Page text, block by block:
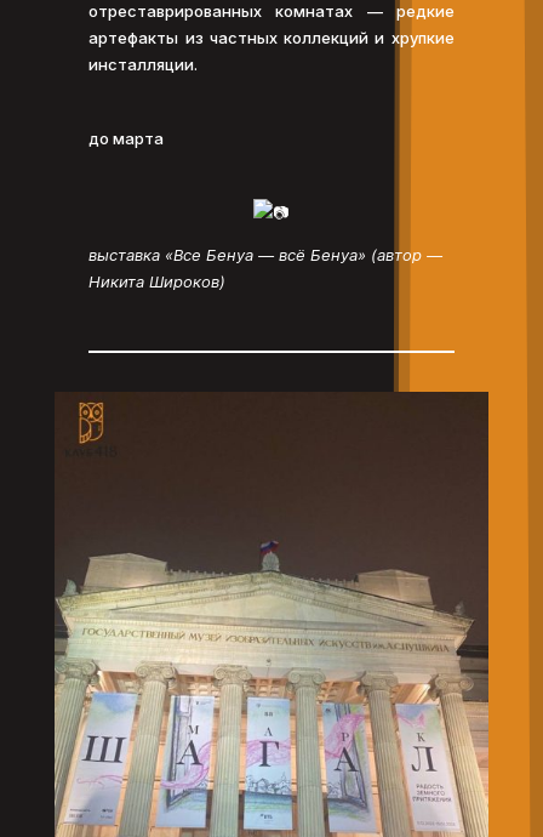
отреставрированных комнатах — редкие
артефакты из частных коллекций и хрупкие
инсталляции.
до марта
выставка «Все Бенуа — всё Бенуа» (автор —
Никита Широков)